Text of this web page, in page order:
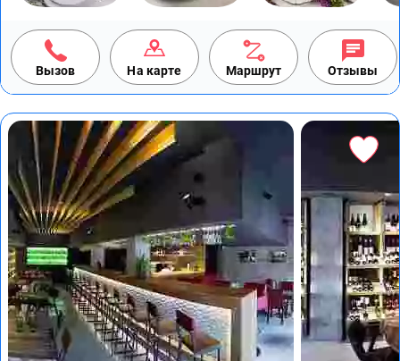
Вызов На карте Маршрут Отзывы